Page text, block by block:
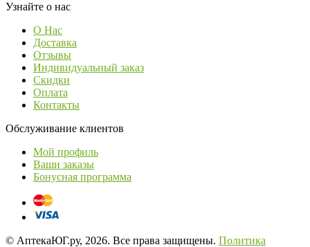
Узнайте о нас
О Нас
Доставка
Отзывы
Индивидуальный заказ
Скидки
Оплата
Контакты
Обслуживание клиентов
Мой профиль
Ваши заказы
Бонусная программа
© АптекаЮГ.ру, 2026. Все права защищены. Политика